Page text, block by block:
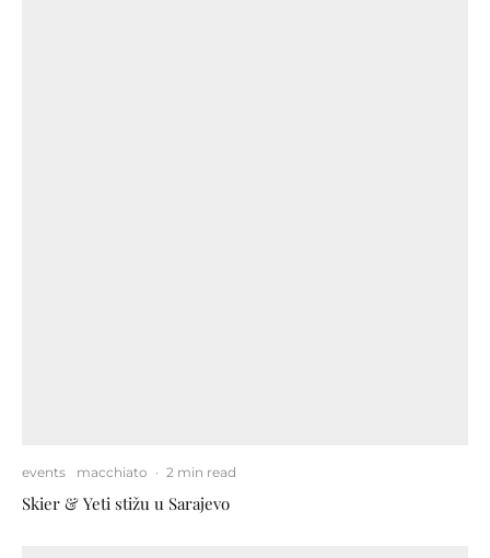
events macchiato · 2 min read
Skier & Yeti stižu u Sarajevo